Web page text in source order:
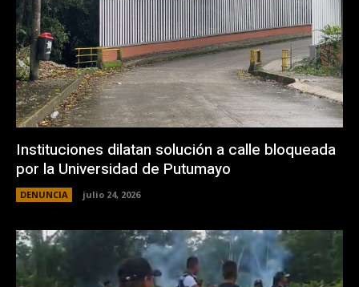
Instituciones dilatan solución a calle bloqueada
por la Universidad de Putumayo
DENUNCIA julio 24, 2026